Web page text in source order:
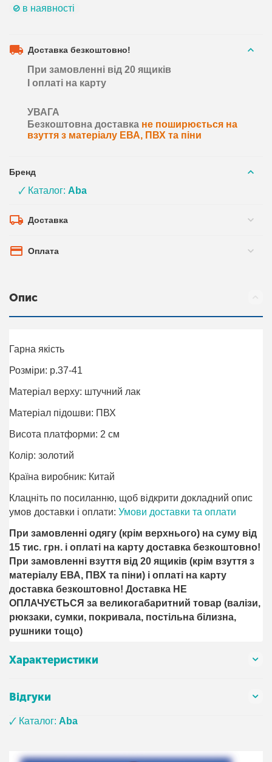
в наявності
Доставка безкоштовно!
При замовленні від 20 ящиків
І оплаті на карту
УВАГА
Безкоштовна доставка не поширюється на
взуття з матеріалу ЕВА, ПВХ та піни
Бренд
🗸 Каталог:Aba
Доставка
Оплата
Опис
Гарна якість
Розміри: р.37-41
Матеріал верху: штучний лак
Матеріал підошви: ПВХ
Висота платформи: 2 см
Колір: золотий
Країна виробник: Китай
Клацніть по посиланню, щоб відкрити докладний опис
умов доставки і оплати:Умови доставки та оплати
При замовленні одягу (крім верхнього) на суму від
15 тис. грн. і оплаті на карту доставка безкоштовно!
При замовленні взуття від 20 ящиків (крім взуття з
матеріалу ЕВА, ПВХ та піни) і оплаті на карту
доставка безкоштовно! Доставка НЕ ​​
ОПЛАЧУЄТЬСЯ за великогабаритний товар (валізи,
рюкзаки, сумки, покривала, постільна білизна,
рушники тощо)
Характеристики
Відгуки
🗸 Каталог:Aba